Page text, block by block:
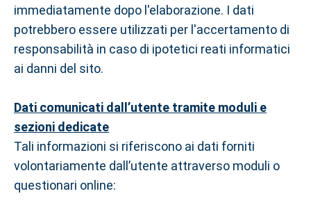
immediatamente dopo l'elaborazione. I dati
potrebbero essere utilizzati per l'accertamento di
responsabilità in caso di ipotetici reati informatici
ai danni del sito.
Dati comunicati dall’utente tramite moduli e
sezioni dedicate
Tali informazioni si riferiscono ai dati forniti
volontariamente dall’utente attraverso moduli o
questionari online: